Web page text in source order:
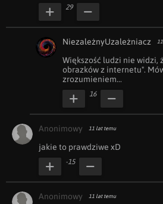
29
NiezależnyUzależniacz
Większość ludzi nie widzi,
obrazków z internetu".
zrozumieniem...
16
Anonimowy 11 lat temu
jakie to prawdziwe xD
-15
Anonimowy 11 lat temu